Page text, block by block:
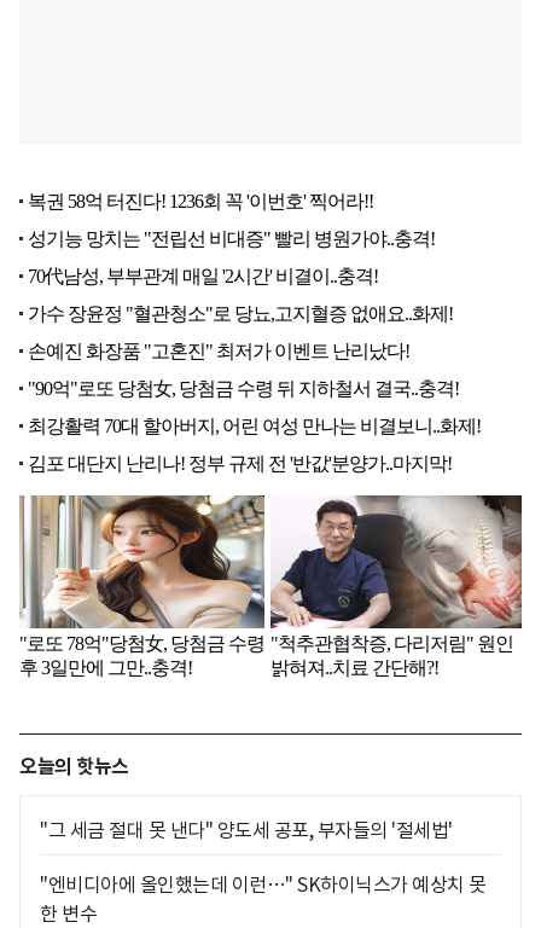
오늘의 핫뉴스
"그 세금 절대 못 낸다" 양도세 공포, 부자들의 '절세법'
"엔비디아에 올인했는데 이런…" SK하이닉스가 예상치 못
한 변수